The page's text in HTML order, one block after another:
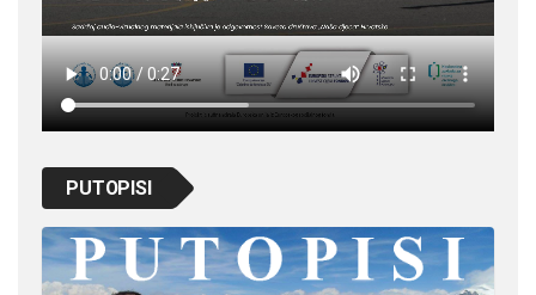
PUTOPISI